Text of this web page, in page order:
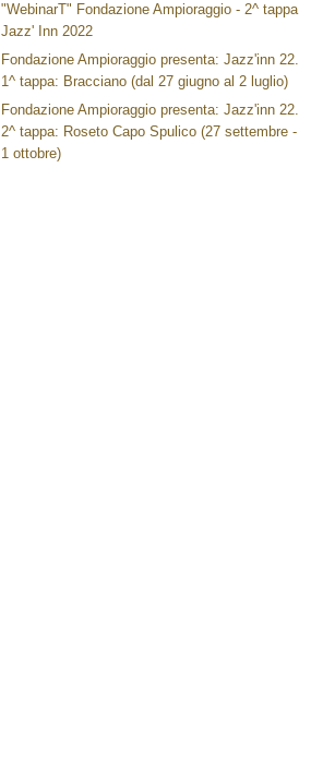
"WebinarT" Fondazione Ampioraggio - 2^ tappa
Jazz' Inn 2022
Fondazione Ampioraggio presenta: Jazz'inn 22.
1^ tappa: Bracciano (dal 27 giugno al 2 luglio)
Fondazione Ampioraggio presenta: Jazz'inn 22.
2^ tappa: Roseto Capo Spulico (27 settembre -
1 ottobre)